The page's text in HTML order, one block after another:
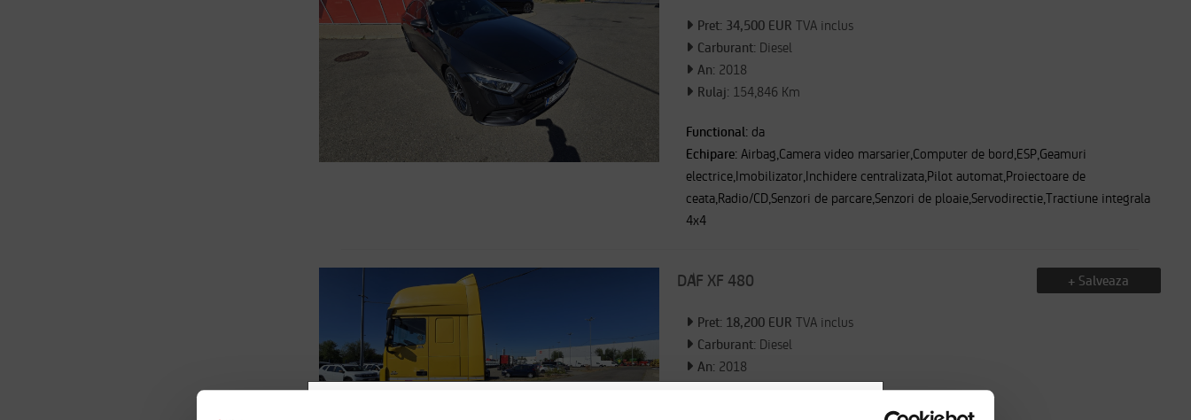
Pret: 34,500 EUR TVA inclus
Carburant: Diesel
An: 2018
Rulaj: 154,846 Km
Functional: da
Echipare:Airbag,Camera video marsarier,Computer de bord,ESP,Geamuri
electrice,Imobilizator,Inchidere centralizata,Pilot automat,Proiectoare de
ceata,Radio/CD,Senzori de parcare,Senzori de ploaie,Servodirectie,Tractiune integrala
4x4
DAF XF 480 + Salveaza
Pret: 18,200 EUR TVA inclus
Carburant: Diesel
An: 2018
Rulaj: